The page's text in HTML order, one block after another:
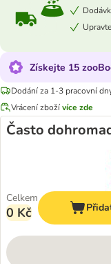
Získejte 15
Dodání za 1-3 pracovní
Vrácení zbožívíce zde
Často
Celkem
0 Kč